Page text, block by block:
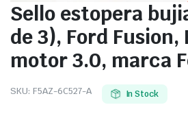
Sello estopera
de 3), Ford Fusion,
motor 3.0, marca
SKU: F5AZ-6C527-A In Stock